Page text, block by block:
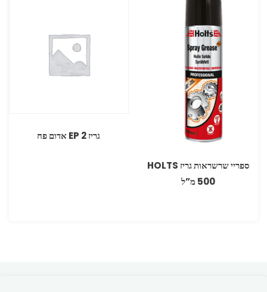
ספריי שרשראות גריז HOLTS
גריז 2 EP אדום פח